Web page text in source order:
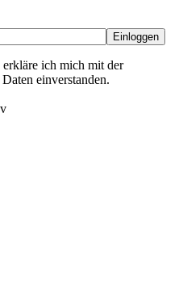
ich mich mit der
einverstanden.